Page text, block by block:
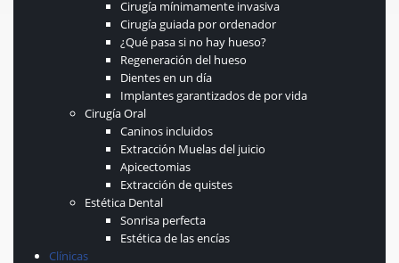
Cirugía mínimamente invasiva
Cirugía guiada por ordenador
¿Qué pasa si no hay hueso?
Regeneración del hueso
Dientes en un día
Implantes garantizados de por vida
Cirugía Oral
Caninos incluidos
Extracción Muelas del juicio
Apicectomias
Extracción de quistes
Estética Dental
Sonrisa perfecta
Estética de las encías
Clínicas